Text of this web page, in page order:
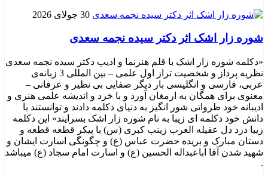
30 جولای 2026
شوره زار اشک اثر دکتر سیده نجمه سعدی
«دکلمه شوره زار اشک با قلم هنرنما و ادیب دکتر سیده نجمه سعدی
نظریه پرداز و شخصیت تراز اول علمی – بین المللی 3 زبانه‌ی
عربی، فارسی و انگلیسی بار دیگر صفایی بی نظیر و عرفانی –
معنوی برای همگان به ارمغان آورد و با خرد و اندیشه علمی هنری و
ادیبانه خود طرواتی شور انگیز به دنیای دکلمه دادند و توانستند با
دانش خود دکلمه ای زیبا به نام شوره زار اشک بسرایند» این دکلمه
زیبا درد دل عقیله العرب زینب کبری (س) با پیکر قطعه قطعه و
دستان مبارک و بریده حضرت عباس (ع) و چگونگی اسارت ایشان و
شهید شدن آقا اباعبداله الحسین (ع) و اسارت امام سجاد (ع) میباشد
.